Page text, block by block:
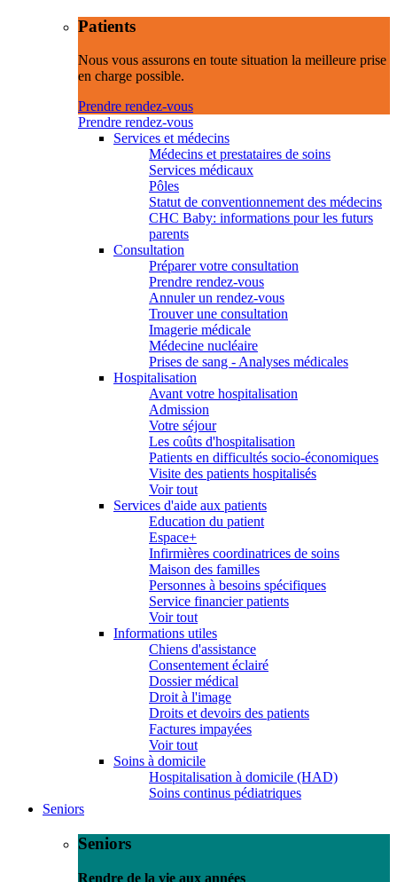
Patients
Nous vous assurons en toute situation la meilleure prise
en charge possible.
Prendre rendez-vous
Prendre rendez-vous
Services et médecins
Médecins et prestataires de soins
Services médicaux
Pôles
Statut de conventionnement des médecins
CHC Baby: informations pour les futurs
parents
Consultation
Préparer votre consultation
Prendre rendez-vous
Annuler un rendez-vous
Trouver une consultation
Imagerie médicale
Médecine nucléaire
Prises de sang - Analyses médicales
Hospitalisation
Avant votre hospitalisation
Admission
Votre séjour
Les coûts d'hospitalisation
Patients en difficultés socio-économiques
Visite des patients hospitalisés
Voir tout
Services d'aide aux patients
Education du patient
Espace+
Infirmières coordinatrices de soins
Maison des familles
Personnes à besoins spécifiques
Service financier patients
Voir tout
Informations utiles
Chiens d'assistance
Consentement éclairé
Dossier médical
Droit à l'image
Droits et devoirs des patients
Factures impayées
Voir tout
Soins à domicile
Hospitalisation à domicile (HAD)
Soins continus pédiatriques
Seniors
Seniors
Rendre de la vie aux années